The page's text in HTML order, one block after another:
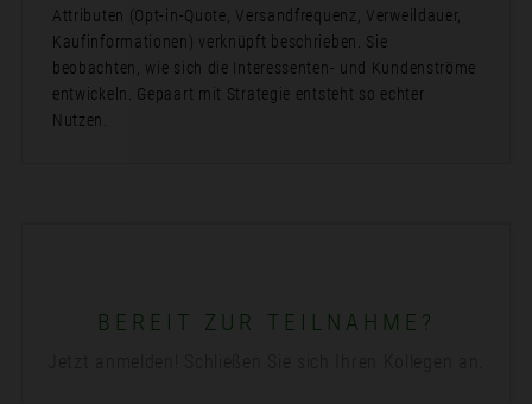
Attributen (Opt-in-Quote, Versandfrequenz, Verweildauer,
Kaufinformationen) verknüpft beschrieben. Sie
beobachten, wie sich die Interessenten- und Kundenströme
entwickeln. Gepaart mit Strategie entsteht so echter
Nutzen.
BEREIT ZUR TEILNAHME?